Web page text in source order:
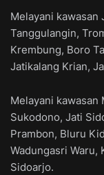
Melayani kawasan
Tanggulangin,
Krembung, Boro
Jatikalang Krian,
Melayani
Sukodono, Jati
Prambon, Bluru
Wadungasri Waru,
Sidoarjo.